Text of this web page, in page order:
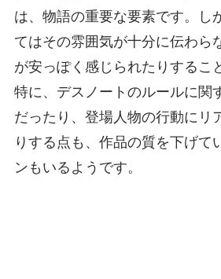
は、物語の重要な要素です。し
てはその雰囲気が十分に伝わら
が安っぽく感じられたりするこ
特に、デスノートのルールに関
だったり、登場人物の行動にリ
りする点も、作品の質を下げて
ンもいるようです。